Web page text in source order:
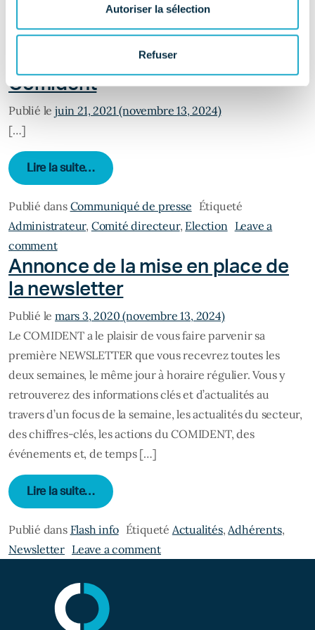
Autoriser la sélection
Refuser
on COVID-19 : tous engagés pour assurer la continuité des
Industries dentaires : élection du
nouveau comité directeur du
Comident
Publié le juin 21, 2021 (novembre 13, 2024)
[…]
Lire la suite…from Industries dentaires : élection du
Publié dans Communiqué de presse Étiqueté
Administrateur, Comité directeur, Election Leave a
commenton Industries dentaires : élection du nouveau
Annonce de la mise en place de
la newsletter
Publié le mars 3, 2020 (novembre 13, 2024)
Le COMIDENT a le plaisir de vous faire parvenir sa
première NEWSLETTER que vous recevrez toutes les
deux semaines, le même jour à horaire régulier. Vous y
retrouverez des informations clés et d’actualités au
travers d’un focus de la semaine, les actualités du secteur,
des chiffres-clés, les actions du COMIDENT, des
événements et, de temps […]
Lire la suite…from Annonce de la mise en place de la
Publié dans Flash info Étiqueté Actualités, Adhérents,
Newsletter Leave a commenton Annonce de la mise en